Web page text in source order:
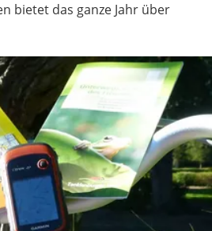
bietet das ganze Jahr über